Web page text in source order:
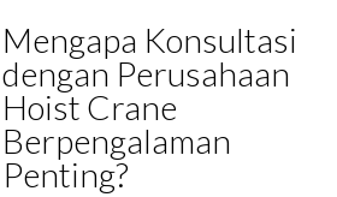
Mengapa Konsultasi
dengan Perusahaan
Hoist Crane
Berpengalaman
Penting?